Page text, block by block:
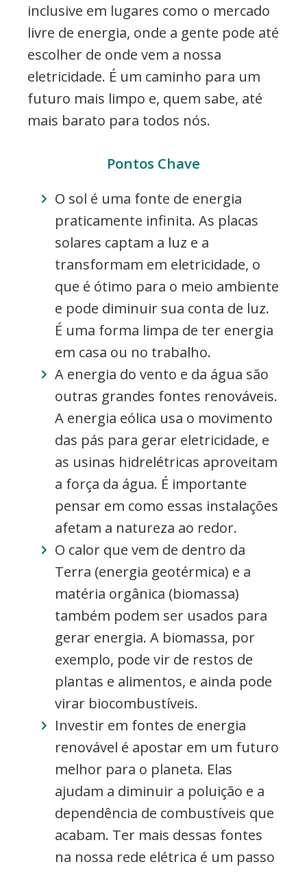
inclusive em lugares como o mercado
livre de energia, onde a gente pode até
escolher de onde vem a nossa
eletricidade. É um caminho para um
futuro mais limpo e, quem sabe, até
mais barato para todos nós.
Pontos Chave
O sol é uma fonte de energia
praticamente infinita. As placas
solares captam a luz e a
transformam em eletricidade, o
que é ótimo para o meio ambiente
e pode diminuir sua conta de luz.
É uma forma limpa de ter energia
em casa ou no trabalho.
A energia do vento e da água são
outras grandes fontes renováveis.
A energia eólica usa o movimento
das pás para gerar eletricidade, e
as usinas hidrelétricas aproveitam
a força da água. É importante
pensar em como essas instalações
afetam a natureza ao redor.
O calor que vem de dentro da
Terra (energia geotérmica) e a
matéria orgânica (biomassa)
também podem ser usados para
gerar energia. A biomassa, por
exemplo, pode vir de restos de
plantas e alimentos, e ainda pode
virar biocombustíveis.
Investir em fontes de energia
renovável é apostar em um futuro
melhor para o planeta. Elas
ajudam a diminuir a poluição e a
dependência de combustíveis que
acabam. Ter mais dessas fontes
na nossa rede elétrica é um passo